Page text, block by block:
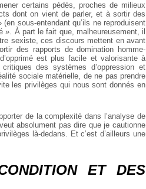
certains pédés, proches de milieux
dont on vient de parler, et à sortir des
sous-entendant qu’ils ne reproduisent
À part le fait que, malheureusement, il
sexiste, ces discours mettent en avant
des rapports de domination homme-
est plus facile et valorisante à
des systèmes d’oppression et
sociale matérielle, de ne pas prendre
les privilèges qui nous sont donnés en
de la complexité dans l’analyse de
absolument pas dire que je cautionne
là-dedans. Et c’est d’ailleurs une
ET DES